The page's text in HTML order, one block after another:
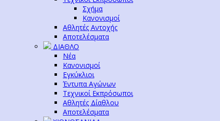
Σχήμα
Κανονισμοί
Αθλητές Αντοχής
Αποτελέσματα
ΔΙΑΘΛΟ
Νέα
Κανονισμοί
Εγκύκλιοι
Έντυπα Αγώνων
Τεχνικοί Εκπρόσωποι
Αθλητές Δίαθλου
Αποτελέσματα